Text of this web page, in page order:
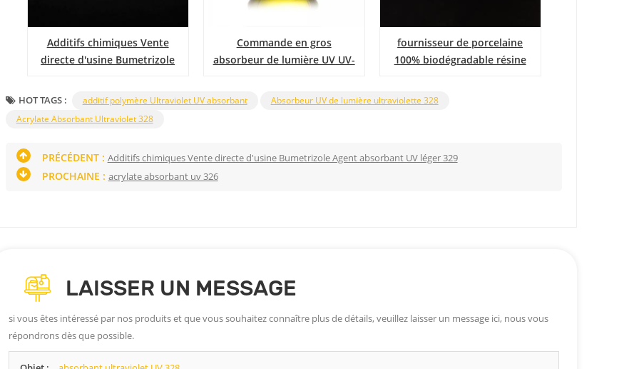
Additifs chimiques Vente
directe d'usine Bumetrizole
Commande en gros
absorbeur de lumière UV UV-
caoutchoucs
fournisseur de porcelaine
100% biodégradable résine
HOT TAGS : additif polymère Ultraviolet UV absorbant
Absorbeur UV de lumière ultraviolette 328
Acrylate Absorbant Ultraviolet 328
PRÉCÉDENT : Additifs chimiques Vente directe d'usine Bumetrizole Agent absorbant UV léger 329
PROCHAINE : acrylate absorbant uv 326
LAISSER UN MESSAGE
si vous êtes intéressé par nos produits et que vous souhaitez connaître plus de détails, veuillez laisser un message ici, nous vous
répondrons dès que possible.